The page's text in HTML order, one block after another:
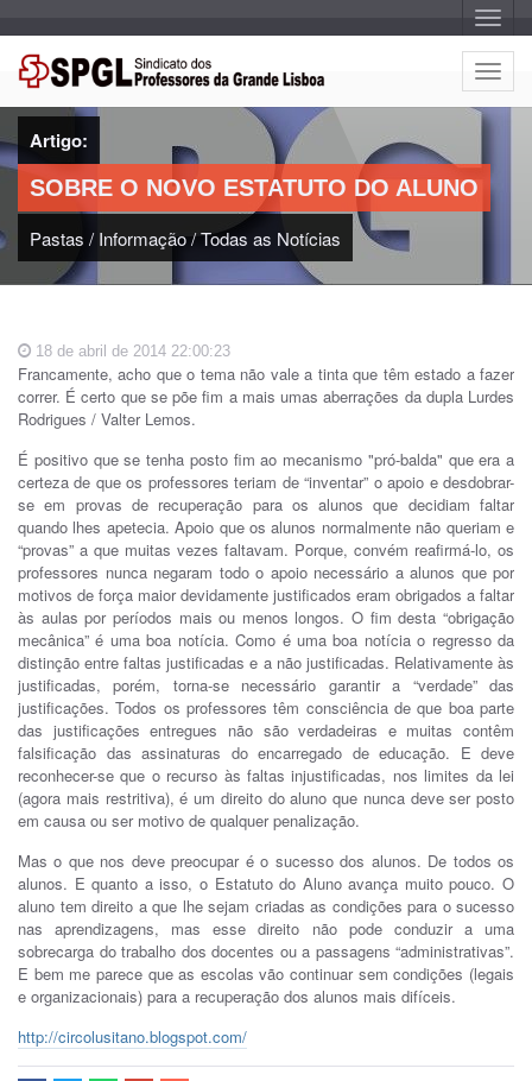
A
l
t
e
r
a
a
g
o
A
l
t
r
n
a
a
a
ç
o
Artigo:
SOBRE O NOVO ESTATUTO DO ALUNO
Pastas / Informação/Todas as Notícias
18 de abril de 2014 22:00:23
Francamente, acho que o tema não vale a tinta que têm estado a fazer
correr. É certo que se põe fim a mais umas aberrações da dupla Lurdes
Rodrigues / Valter Lemos.
É positivo que se tenha posto fim ao mecanismo "pró-balda" que era a
certeza de que os professores teriam de “inventar” o apoio e desdobrar-
se em provas de recuperação para os alunos que decidiam faltar
quando lhes apetecia. Apoio que os alunos normalmente não queriam e
“provas” a que muitas vezes faltavam. Porque, convém reafirmá-lo, os
professores nunca negaram todo o apoio necessário a alunos que por
motivos de força maior devidamente justificados eram obrigados a faltar
às aulas por períodos mais ou menos longos. O fim desta “obrigação
mecânica” é uma boa notícia. Como é uma boa notícia o regresso da
distinção entre faltas justificadas e a não justificadas. Relativamente às
justificadas, porém, torna-se necessário garantir a “verdade” das
justificações. Todos os professores têm consciência de que boa parte
das justificações entregues não são verdadeiras e muitas contêm
falsificação das assinaturas do encarregado de educação. E deve
reconhecer-se que o recurso às faltas injustificadas, nos limites da lei
(agora mais restritiva), é um direito do aluno que nunca deve ser posto
em causa ou ser motivo de qualquer penalização.
Mas o que nos deve preocupar é o sucesso dos alunos. De todos os
alunos. E quanto a isso, o Estatuto do Aluno avança muito pouco. O
aluno tem direito a que lhe sejam criadas as condições para o sucesso
nas aprendizagens, mas esse direito não pode conduzir a uma
sobrecarga do trabalho dos docentes ou a passagens “administrativas”.
E bem me parece que as escolas vão continuar sem condições (legais
e organizacionais) para a recuperação dos alunos mais difíceis.
http://circolusitano.blogspot.com/